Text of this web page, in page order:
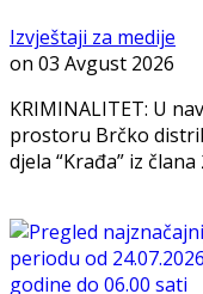
Izvještaji za medije
on 03 Avgust 2026
KRIMINALITET: U
prostoru Brčko
djela “Krađa” iz člana